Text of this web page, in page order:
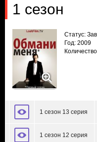
1 сезон
Статус:
Год: 2009
1 сезон 13 серия
1 сезон 12 серия